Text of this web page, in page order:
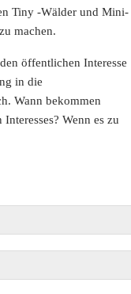
Tiny -Wälder und Mini-
machen.
öffentlichen Interesse
in die
Wann bekommen
Wenn es zu